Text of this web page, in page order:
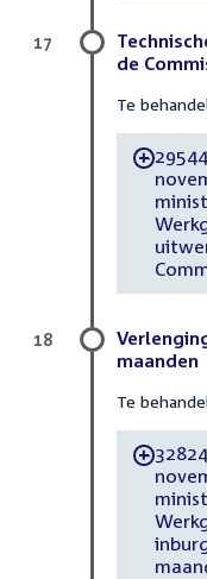
de
Te
-
17
maanden
Te
-
18